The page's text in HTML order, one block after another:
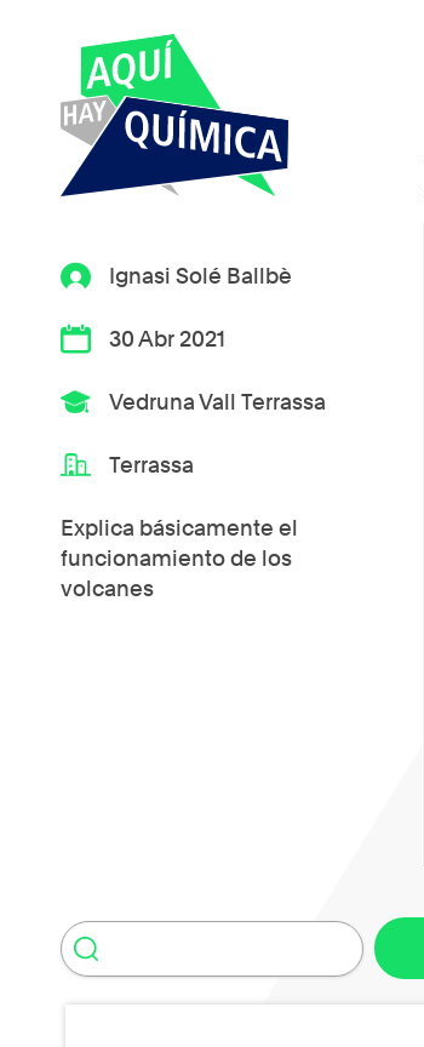
Ignasi Solé Ballbè
30 Abr 2021
Vedruna Vall Terrassa
Terrassa
Explica básicamente el
funcionamiento de los
volcanes